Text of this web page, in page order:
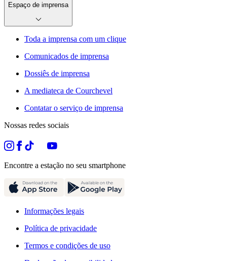
Espaço de imprensa
Toda a imprensa com um clique
Comunicados de imprensa
Dossiês de imprensa
A mediateca de Courchevel
Contatar o serviço de imprensa
Nossas redes sociais
Encontre a estação no seu smartphone
Informações legais
Política de privacidade
Termos e condições de uso